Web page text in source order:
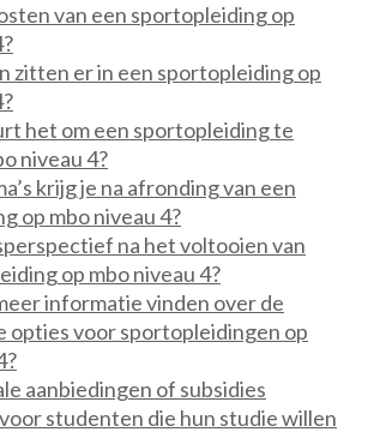
van een sportopleiding op
zitten er in een sportopleiding op
het om een ​​sportopleiding te
niveau 4?
krijg je na afronding van een
op mbo niveau 4?
na het voltooien van
op mbo niveau 4?
informatie vinden over de
opties voor sportopleidingen op
aanbiedingen of subsidies
studenten die hun studie willen